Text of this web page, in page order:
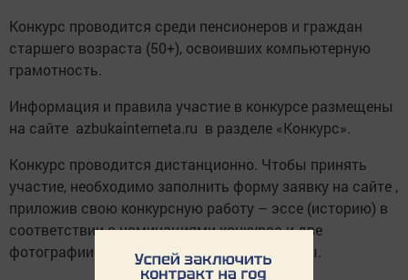
Конкурс проводится среди пенсионеров и граждан
старшего возраста (50+), освоивших компьютерную
грамотность.
Информация и правила участие в конкурсе размещены
на сайте azbukainterneta.ru в разделе «Конкурс».
Конкурс проводится дистанционно. Чтобы принять
участие, необходимо заполнить форму заявку на сайте ,
приложив свою конкурсную работу – эссе (историю) в
соответствии с номинациями конкурса и две
фотографии с изображением автора работы.